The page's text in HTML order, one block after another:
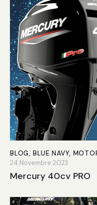
BLOG, BLUE NAVY,
24 Novembre 2023
Mercury 40cv PRO